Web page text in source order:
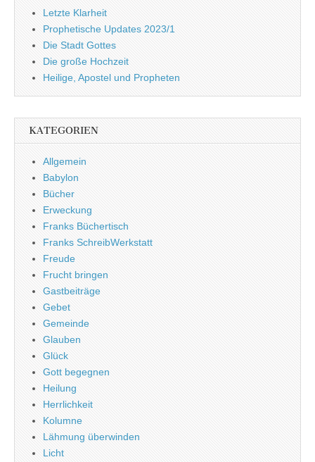
Letzte Klarheit
Prophetische Updates 2023/1
Die Stadt Gottes
Die große Hochzeit
Heilige, Apostel und Propheten
KATEGORIEN
Allgemein
Babylon
Bücher
Erweckung
Franks Büchertisch
Franks SchreibWerkstatt
Freude
Frucht bringen
Gastbeiträge
Gebet
Gemeinde
Glauben
Glück
Gott begegnen
Heilung
Herrlichkeit
Kolumne
Lähmung überwinden
Licht